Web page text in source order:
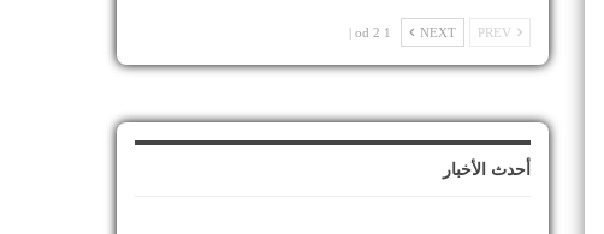
NEXT
1 od 2 |
أحدث الأخبار